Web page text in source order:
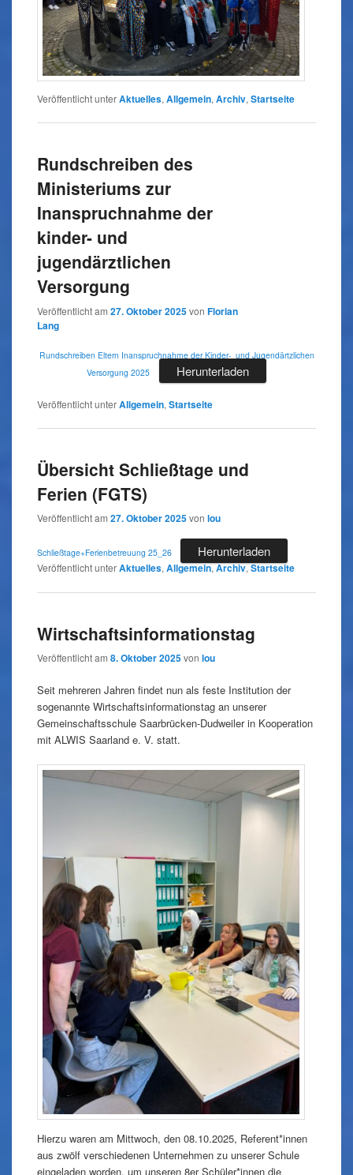
Veröffentlicht unterAktuelles, Allgemein, Archiv, Startseite
Rundschreiben des
Ministeriums zur
Inanspruchnahme der
kinder- und
jugendärztlichen
Versorgung
Veröffentlicht am 27. Oktober 2025von Florian
Lang
Rundschreiben Eltern Inanspruchnahme der Kinder-_und Jugendärtzlichen
Versorgung 2025
Herunterladen
Veröffentlicht unterAllgemein, Startseite
Übersicht Schließtage und
Ferien (FGTS)
Veröffentlicht am 27. Oktober 2025von lou
Schließtage+Ferienbetreuung 25_26 Herunterladen
Veröffentlicht unterAktuelles,Allgemein,Archiv,Startseite
Wirtschaftsinformationstag
Veröffentlicht am 8. Oktober 2025von lou
Seit mehreren Jahren findet nun als feste Institution der
sogenannte Wirtschaftsinformationstag an unserer
Gemeinschaftsschule Saarbrücken-Dudweiler in Kooperation
mit ALWIS Saarland e. V. statt.
Hierzu waren am Mittwoch, den 08.10.2025, Referent*innen
aus zwölf verschiedenen Unternehmen zu unserer Schule
eingeladen worden, um unseren 8er Schüler*innen die